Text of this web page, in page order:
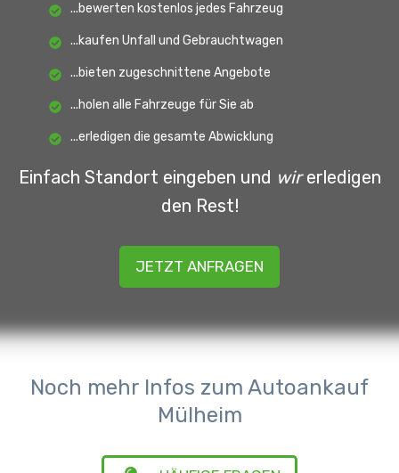
...bewerten kostenlos jedes Fahrzeug
...kaufen Unfall und Gebrauchtwagen
...bieten zugeschnittene Angebote
...holen alle Fahrzeuge für Sie ab
...erledigen die gesamte Abwicklung
Einfach Standort eingeben und wirerledigen
den Rest!
JETZT ANFRAGEN
Noch mehr Infos zum Autoankauf
Mülheim